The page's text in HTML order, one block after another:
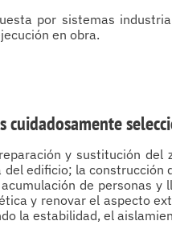
por sistemas
en obra.
y sustitución del
edificio; la construcción
de personas
y renovar el aspecto
la estabilidad, el